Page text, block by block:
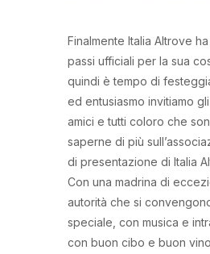
Finalmente Italia Altrove
passi ufficiali per la sua
quindi è tempo di
ed entusiasmo invitiamo
amici e tutti coloro che
saperne di più
di presentazione di Italia
Con una madrina di
autorità che si
speciale, con musica e
con buon cibo e buon